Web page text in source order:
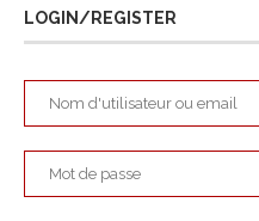
LOGIN/REGISTER